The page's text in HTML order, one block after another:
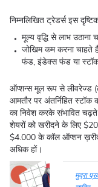
निम्नलिखित ट्रेडर्स इस
मूल्य वृद्धि से लाभ उठाना
जोखिम कम करना चाहते
फंड, इंडेक्स फंड या स्टॉक
ऑप्शन्स मूल रूप से लीवरेज्ड
आमतौर पर अंतर्निहित
का निवेश करके संभावित
शेयरों को खरीदने के लिए
$4.000 के कॉल ऑप्शन
अधिक हों।
मुद्रा